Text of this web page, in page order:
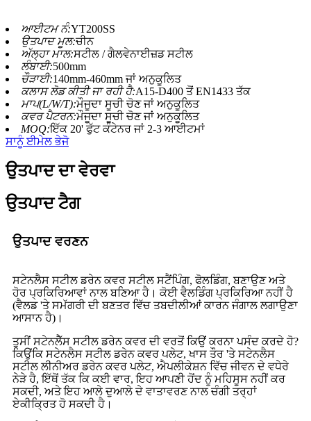
ਆਈਟਮ ਨੰ:YT200SS
ਉਤਪਾਦ ਮੂਲ:ਚੀਨ
ਅੱਲ੍ਹਾ ਮਾਲ:ਸਟੀਲ / ਗੈਲਵੇਨਾਈਜ਼ਡ ਸਟੀਲ
ਲੰਬਾਈ:500mm
ਚੌੜਾਈ:140mm-460mm ਜਾਂ ਅਨੁਕੂਲਿਤ
ਕਲਾਸ ਲੋਡ ਕੀਤੀ ਜਾ ਰਹੀ ਹੈ:A15-D400 ਤੋਂ EN1433 ਤੱਕ
ਮਾਪ(L/W/T):ਮੌਜੂਦਾ ਸੂਚੀ ਚੋਣ ਜਾਂ ਅਨੁਕੂਲਿਤ
ਕਵਰ ਪੈਟਰਨ:ਮੌਜੂਦਾ ਸੂਚੀ ਚੋਣ ਜਾਂ ਅਨੁਕੂਲਿਤ
MOQ:ਇੱਕ 20' ਫੁੱਟ ਕੰਟੇਨਰ ਜਾਂ 2-3 ਆਈਟਮਾਂ
ਸਾਨੂੰ ਈਮੇਲ ਭੇਜੋ
ਉਤਪਾਦ ਦਾ ਵੇਰਵਾ
ਉਤਪਾਦ ਟੈਗ
ਉਤਪਾਦ ਵਰਣਨ
ਸਟੇਨਲੈਸ ਸਟੀਲ ਡਰੇਨ ਕਵਰ ਸਟੀਲ ਸਟੈਂਪਿੰਗ, ਫੋਲਡਿੰਗ, ਬਣਾਉਣ ਅਤੇ
ਹੋਰ ਪ੍ਰਕਿਰਿਆਵਾਂ ਨਾਲ ਬਣਿਆ ਹੈ। ਕੋਈ ਵੈਲਡਿੰਗ ਪ੍ਰਕਿਰਿਆ ਨਹੀਂ ਹੈ
(ਵੈਲਡ 'ਤੇ ਸਮੱਗਰੀ ਦੀ ਬਣਤਰ ਵਿੱਚ ਤਬਦੀਲੀਆਂ ਕਾਰਨ ਜੰਗਾਲ ਲਗਾਉਣਾ
ਆਸਾਨ ਹੈ)।
ਤੁਸੀਂ ਸਟੇਨਲੈੱਸ ਸਟੀਲ ਡਰੇਨ ਕਵਰ ਦੀ ਵਰਤੋਂ ਕਿਉਂ ਕਰਨਾ ਪਸੰਦ ਕਰਦੇ ਹੋ?
ਕਿਉਂਕਿ ਸਟੇਨਲੈਸ ਸਟੀਲ ਡਰੇਨ ਕਵਰ ਪਲੇਟ, ਖਾਸ ਤੌਰ 'ਤੇ ਸਟੇਨਲੈਸ
ਸਟੀਲ ਲੀਨੀਅਰ ਡਰੇਨ ਕਵਰ ਪਲੇਟ, ਐਪਲੀਕੇਸ਼ਨ ਵਿੱਚ ਜੀਵਨ ਦੇ ਵਧੇਰੇ
ਨੇੜੇ ਹੈ, ਇੱਥੋਂ ਤੱਕ ਕਿ ਕਈ ਵਾਰ, ਇਹ ਆਪਣੀ ਹੋਂਦ ਨੂੰ ਮਹਿਸੂਸ ਨਹੀਂ ਕਰ
ਸਕਦੀ, ਅਤੇ ਇਹ ਆਲੇ ਦੁਆਲੇ ਦੇ ਵਾਤਾਵਰਣ ਨਾਲ ਚੰਗੀ ਤਰ੍ਹਾਂ
ਏਕੀਕ੍ਰਿਤ ਹੋ ਸਕਦੀ ਹੈ।